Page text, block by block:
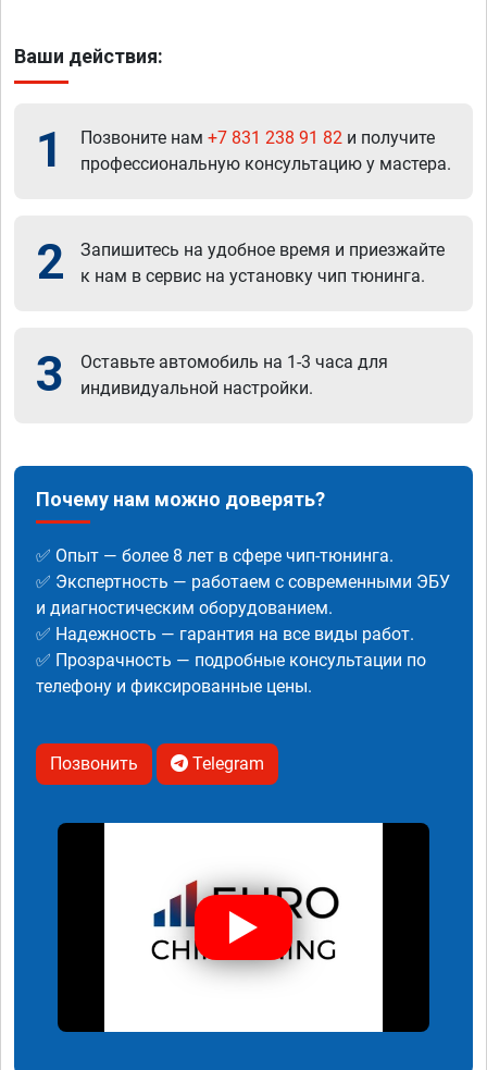
Ваши действия:
1 Позвоните нам +7 831 238 91 82 и получите
профессиональную консультацию у мастера.
2
Запишитесь на удобное время и приезжайте
к нам в сервис на установку чип тюнинга.
3
Оставьте автомобиль на 1-3 часа для
индивидуальной настройки.
Почему нам можно доверять?
✅ Опыт — более 8 лет в сфере чип-тюнинга.
✅ Экспертность — работаем с современными ЭБУ
и диагностическим оборудованием.
✅ Надежность — гарантия на все виды работ.
✅ Прозрачность — подробные консультации по
телефону и фиксированные цены.
Позвонить Telegram